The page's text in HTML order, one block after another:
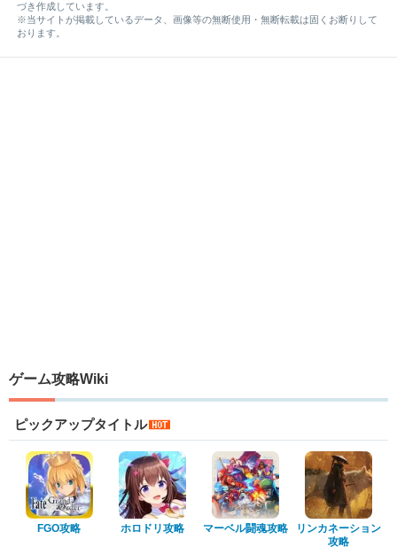
づき作成しています。
※当サイトが掲載しているデータ、画像等の無断使用・無断転載は固くお断りして
おります。
ゲーム攻略Wiki
ピックアップタイトル
FGO攻略 ホロドリ攻略 マーベル闘魂攻略
リンカネーション
攻略